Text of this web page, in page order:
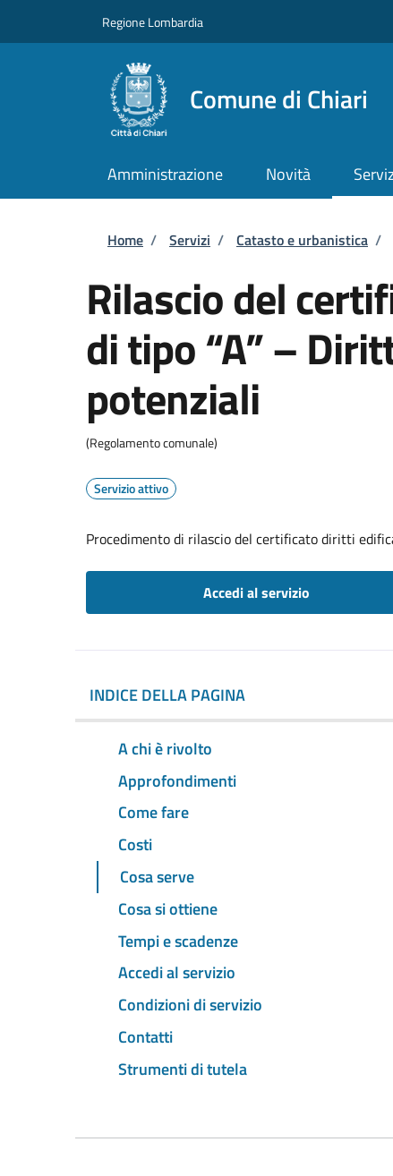
Regione Lombardia
Comune di Chiari
Amministrazione Novità
Briciole di pane
Home / Servizi / Catasto e urbanistica /
Rilascio del
di tipo “A” –
potenziali
(Regolamento comunale)
Servizio attivo
Procedimento di rilascio del certificato diritti
Accedi al servizio
INDICE DELLA PAGINA
A chi è rivolto
Approfondimenti
Come fare
Costi
Cosa serve
Cosa si ottiene
Tempi e scadenze
Accedi al servizio
Condizioni di servizio
Contatti
Strumenti di tutela